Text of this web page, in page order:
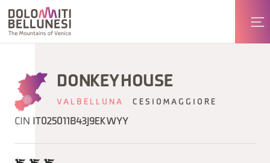
DONKEY HOUSE
VALBELLUNA CESIOMAGGIORE
CIN IT025011B43J9EKWYY